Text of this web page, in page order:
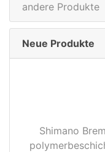
andere Produkte
Neue Produkte
Shimano